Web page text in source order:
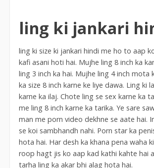
ling ki jankari
ling ki size ki jankari hindi me ho to aap
kafi asani hoti hai. Mujhe ling 8 inch ka
ling 3 inch ka hai. Mujhe ling 4 inch mota
ka size 8 inch karne ke liye dawa. Ling ki
karne ka ilaj. Chote ling se sex karne ka
me ling 8 inch karne ka tarika. Ye sare
man me porn video dekhne se aate hai.
se koi sambhandh nahi. Porn star ka
hota hai. Har desh ka khana pena waha
roop hagt jis ko aap kad kathi kahte hai
tarha ling ka akar bhi alag hota hai.